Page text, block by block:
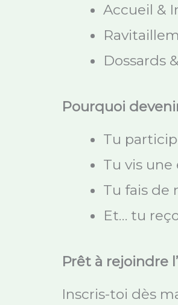
Accueil &
Dossards
Pourquoi
Tu
Tu vis
Tu fais de
Et… tu
Prêt à rejoindre
Inscris-toi dès